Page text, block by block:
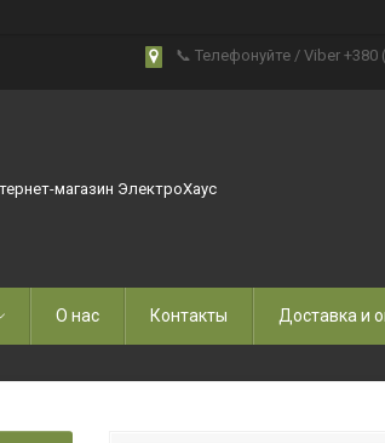
📞 Телефонуйте / Viber +380
магазин ЭлектроХаус
О нас Контакты Доставка и